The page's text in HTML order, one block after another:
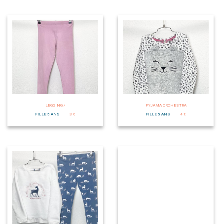
LEGGING /
FILLE 5 ANS
3 €
PYJAMA ORCHESTRA
FILLE 5 ANS
4 €